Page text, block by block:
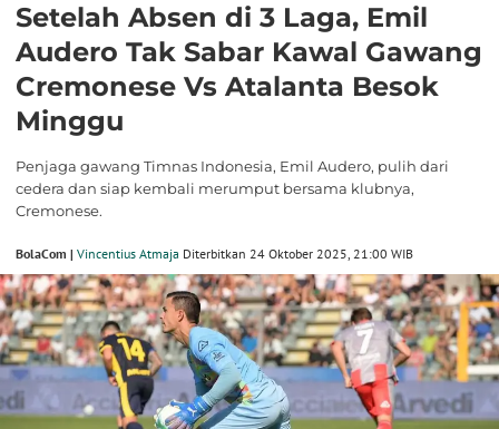
Setelah Absen di 3 Laga, Emil
Audero Tak Sabar Kawal Gawang
Cremonese Vs Atalanta Besok
Minggu
Penjaga gawang Timnas Indonesia, Emil Audero, pulih dari
cedera dan siap kembali merumput bersama klubnya,
Cremonese.
BolaCom | Vincentius Atmaja Diterbitkan 24 Oktober 2025, 21:00 WIB